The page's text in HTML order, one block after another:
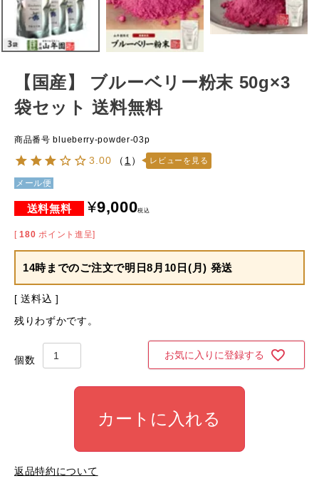
【国産】 ブルーベリー粉末 50g×3
袋セット 送料無料
商品番号 blueberry-powder-03p
3.00 （ 1 ） レビューを見る
メール便
¥9,000税込
[ 180 ポイント進呈]
14時までのご注文で明日8月10日(月) 発送
送料込
残りわずかです。
お気に入りに登録する
カートに入れる
返品特約について